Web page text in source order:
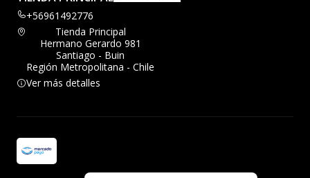
+56961492776
Tienda Principal
Hermano Gerardo 981
Santiago - Buin
Región Metropolitana - Chile
Ver más detalles